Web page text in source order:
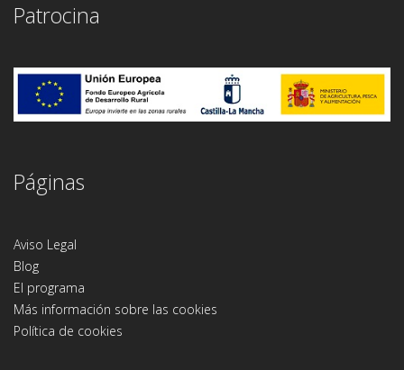
Patrocina
Páginas
Aviso Legal
Blog
El programa
Más información sobre las cookies
Política de cookies